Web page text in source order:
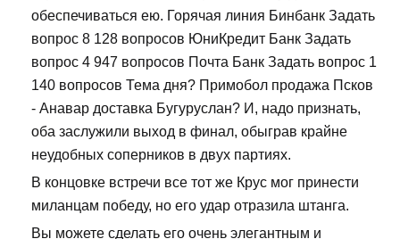
обеспечиваться ею. Горячая линия Бинбанк Задать
вопрос 8 128 вопросов ЮниКредит Банк Задать
вопрос 4 947 вопросов Почта Банк Задать вопрос 1
140 вопросов Тема дня? Примобол продажа Псков
- Анавар доставка Бугуруслан? И, надо признать,
оба заслужили выход в финал, обыграв крайне
неудобных соперников в двух партиях.
В концовке встречи все тот же Крус мог принести
миланцам победу, но его удар отразила штанга.
Вы можете сделать его очень элегантным и